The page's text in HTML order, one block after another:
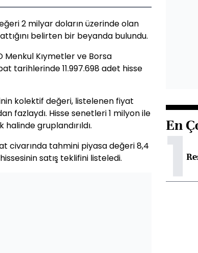
2 milyar doların üzerinde olan
belirten bir beyanda bulundu.
Menkul Kıymetler ve Borsa
tarihlerinde 11.997.698 adet hisse
kolektif değeri, listelenen fiyat
fazlaydı. Hisse senetleri 1 milyon ile
gruplandırıldı.
civarında tahmini piyasa değeri 8,4
satış teklifini listeledi.
En
1